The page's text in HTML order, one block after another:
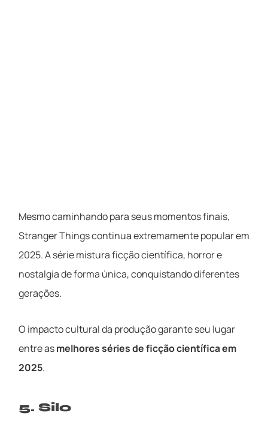
Mesmo caminhando para seus momentos finais,
Stranger Things continua extremamente popular em
2025. A série mistura ficção científica, horror e
nostalgia de forma única, conquistando diferentes
gerações.
O impacto cultural da produção garante seu lugar
entre asmelhores séries de ficção científica em
2025.
5. Silo